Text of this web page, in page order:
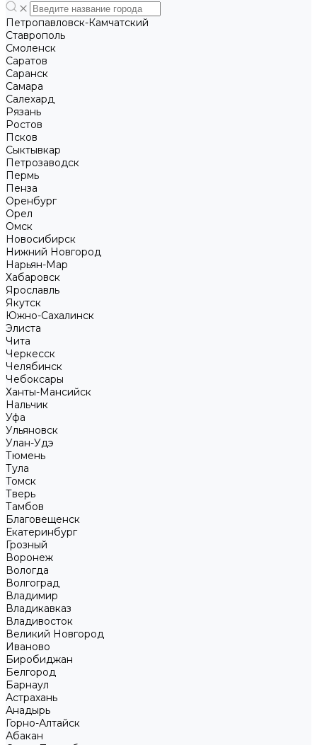
Петропавловск-Камчатский
Ставрополь
Смоленск
Саратов
Саранск
Самара
Салехард
Рязань
Ростов
Псков
Сыктывкар
Петрозаводск
Пермь
Пенза
Оренбург
Орел
Омск
Новосибирск
Нижний Новгород
Нарьян-Мар
Хабаровск
Ярославль
Якутск
Южно-Сахалинск
Элиста
Чита
Черкесск
Челябинск
Чебоксары
Ханты-Мансийск
Нальчик
Уфа
Ульяновск
Улан-Удэ
Тюмень
Тула
Томск
Тверь
Тамбов
Благовещенск
Екатеринбург
Грозный
Воронеж
Вологда
Волгоград
Владимир
Владикавказ
Владивосток
Великий Новгород
Иваново
Биробиджан
Белгород
Барнаул
Астрахань
Анадырь
Горно-Алтайск
Абакан